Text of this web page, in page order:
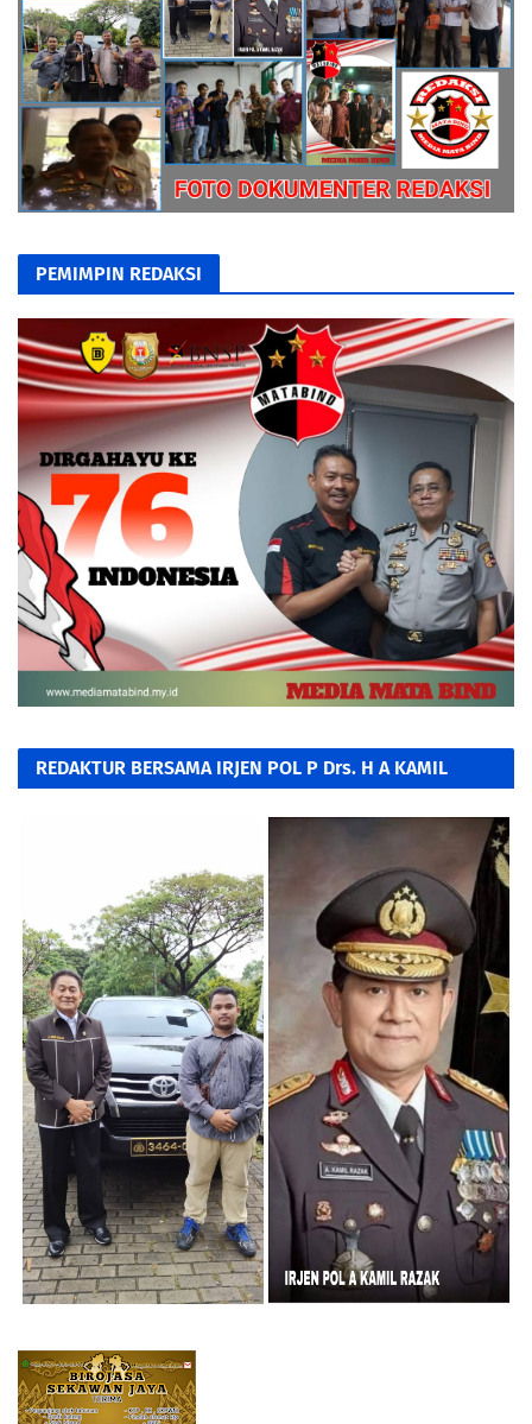
PEMIMPIN REDAKSI
REDAKTUR BERSAMA IRJEN POL P Drs. H A KAMIL